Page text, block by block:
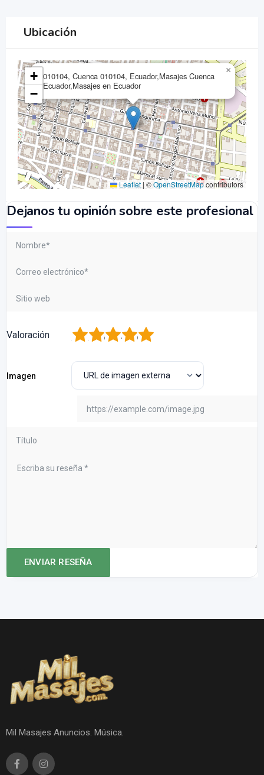
Ubicación
010104, Cuenca 010104, Ecuador,Masajes Cuenca
Ecuador,Masajes en Ecuador
×
+
−
Leaflet | ©OpenStreetMapcontributors
Dejanos tu opinión sobre este profesional
Valoración 5
4
3
2
Imagen
Mil Masajes Anuncios. Música.